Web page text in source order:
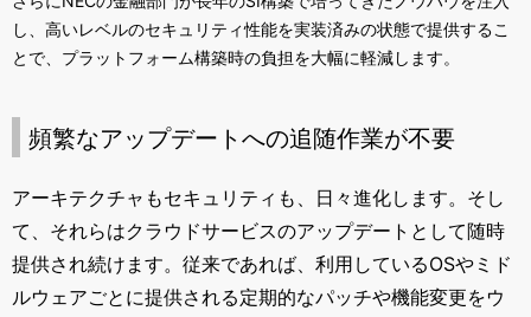
し、高いレベルのセキュリティ性能を実装済みの状態で提供するこ
とで、プラットフォーム構築時の負担を大幅に軽減します。
頻繁なアップデートへの追随作業が不要
アーキテクチャもセキュリティも、日々進化します。そし
て、それらはクラウドサービスのアップデートとして随時
提供され続けます。従来であれば、利用しているOSやミド
ルウェアごとに提供される定期的なパッチや機能変更をウ